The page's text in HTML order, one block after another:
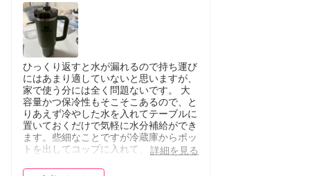
ひっくり返すと水が漏れるので持ち運び
にはあまり適していないと思いますが、
家で使う分には全く問題ないです。 大
容量かつ保冷性もそこそこあるので、と
りあえず冷やした水を入れてテーブルに
置いておくだけで気軽に水分補給ができ
ます。些細なことですが冷蔵庫からポッ
トを出してコップに入れて、という手順
えます。 下の方がスリムになっている
詳細を見る